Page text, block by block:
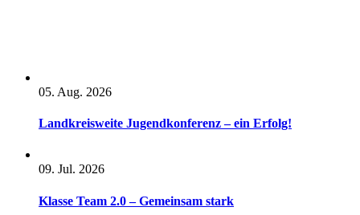
05. Aug. 2026
Landkreisweite Jugendkonferenz – ein Erfolg!
09. Jul. 2026
Klasse Team 2.0 – Gemeinsam stark